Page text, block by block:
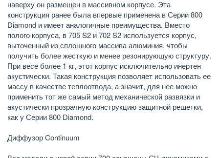
наверху он размещен в массивном корпусе. Эта
конструкция ранее была впервые применена в Серии 800
Diamond и имеет аналогичные преимущества. Вместо
полого корпуса, в 705 S2 и 702 S2 используется корпус,
выточенный из сплошного массива алюминия, чтобы
получить более жесткую и менее резонирующую структуру.
При весе более 1 кг, этот корпус исключительно инертен
акустически. Такая конструкция позволяет использовать ее
массу в качестве теплоотвода, а значит, для нее можно
применить тот же самый метод механической развязки и
акустически прозрачную конструкцию защитной решетки,
как у Серии 800 Diamond.
Диффузор Continuum